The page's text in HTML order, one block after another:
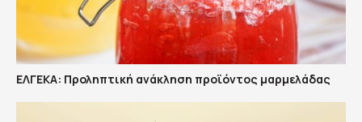
ΕΛΓΕΚΑ: Προληπτική ανάκληση προϊόντος μαρμελάδας